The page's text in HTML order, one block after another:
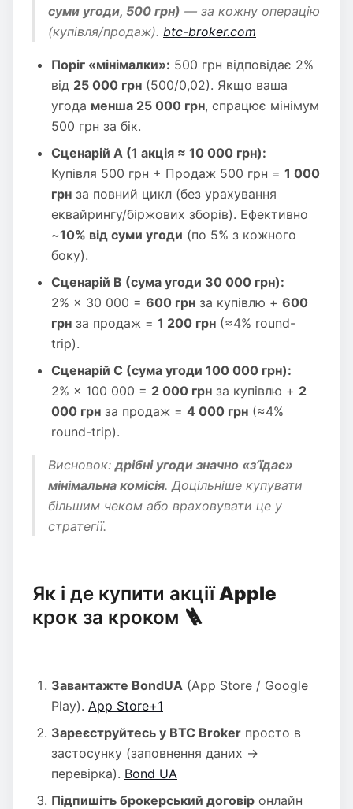
суми угоди, 500 грн) — за кожну операцію
(купівля/продаж). btc-broker.com
Поріг «мінімалки»: 500 грн відповідає 2%
від 25 000 грн (500/0,02). Якщо ваша
угода менша 25 000 грн, спрацює мінімум
500 грн за бік.
Сценарій А (1 акція ≈ 10 000 грн):
Купівля 500 грн + Продаж 500 грн = 1 000
грн за повний цикл (без урахування
еквайрингу/біржових зборів). Ефективно
~10% від суми угоди (по 5% з кожного
боку).
Сценарій B (сума угоди 30 000 грн):
2% × 30 000 = 600 грн за купівлю + 600
грн за продаж = 1 200 грн (≈4% round-
trip).
Сценарій C (сума угоди 100 000 грн):
2% × 100 000 = 2 000 грн за купівлю + 2
000 грн за продаж = 4 000 грн (≈4%
round-trip).
Висновок:дрібні угоди значно «з’їдає»
мінімальна комісія. Доцільніше купувати
більшим чеком або враховувати це у
стратегії.
Як і де купити акціїApple
крок за кроком 🪜
Завантажте BondUA (App Store / Google
Play). App Store+1
Зареєструйтесь у BTC Broker просто в
застосунку (заповнення даних →
перевірка). Bond UA
Підпишіть брокерський договір онлайн